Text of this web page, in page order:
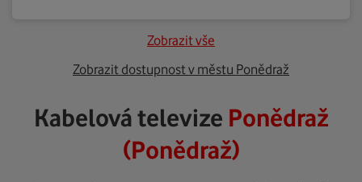
Zobrazit vše
Zobrazit dostupnost v městu Ponědraž
Kabelová televize Ponědraž
(Ponědraž)